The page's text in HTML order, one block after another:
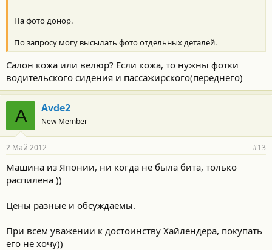
На фото донор.
По запросу могу высылать фото отдельных деталей.
Салон кожа или велюр? Если кожа, то нужны фотки
водительского сидения и пассажирского(переднего)
A Avde2
New Member
2 Май 2012 #13
Машина из Японии, ни когда не была бита, только
распилена ))
Цены разные и обсуждаемы.
При всем уважении к достоинству Хайлендера, покупать
его не хочу))